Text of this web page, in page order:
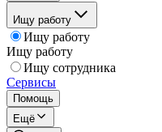
Ищу работу
Ищу работу
Ищу работу
Ищу сотрудника
Сервисы
Помощь
Ещё